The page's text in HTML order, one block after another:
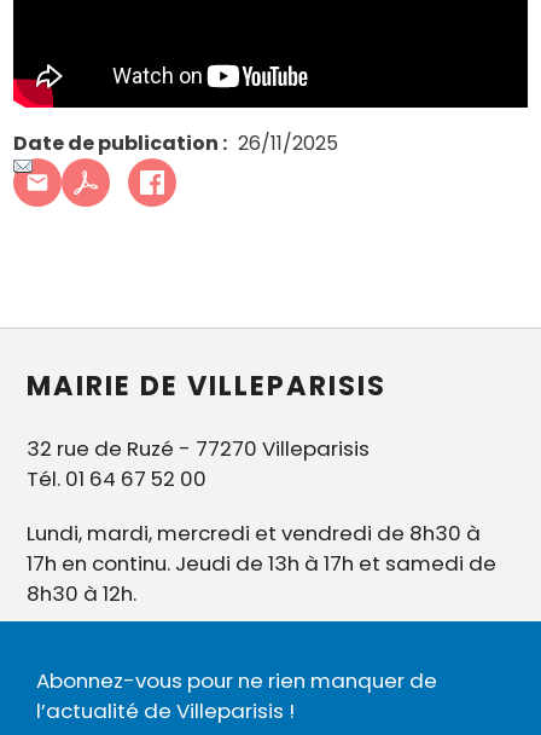
Date de publication 26/11/2025
MAIRIE DE VILLEPARISIS
32 rue de Ruzé - 77270 Villeparisis
Tél. 01 64 67 52 00
Lundi, mardi, mercredi et vendredi de 8h30 à
17h en continu. Jeudi de 13h à 17h et samedi de
8h30 à 12h.
Abonnez-vous pour ne rien manquer de
l’actualité de Villeparisis !